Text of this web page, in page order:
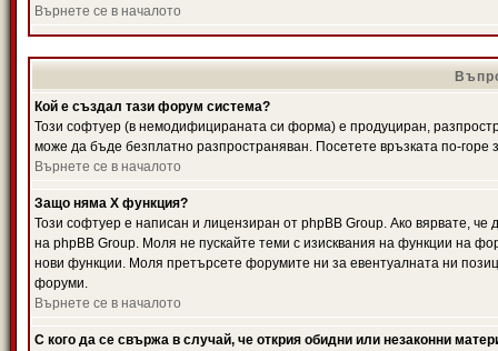
Върнете се в началото
Кой е създал тази форум система?
Този софтуер (в немодифицираната си форма) е продуциран,
може да бъде безплатно разпространяван. Посетете връзката по-горе
Върнете се в началото
Защо няма X функция?
Този софтуер е написан и лицензиран от phpBB Group. Ако вярвате,
на phpBB Group. Моля не пускайте теми с изисквания на функции на
нови функции. Моля претърсете форумите ни за евентуалната ни
форуми.
Върнете се в началото
С кого да се свържа в случай, че открия обидни или незаконни